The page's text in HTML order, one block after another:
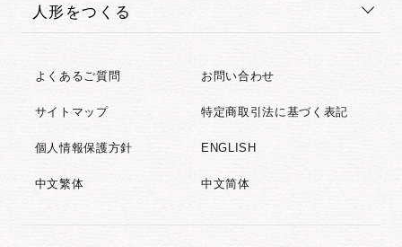
人形をつくる
よくあるご質問 お問い合わせ
サイトマップ 特定商取引法に基づく表記
個人情報保護方針 ENGLISH
中文繁体 中文简体